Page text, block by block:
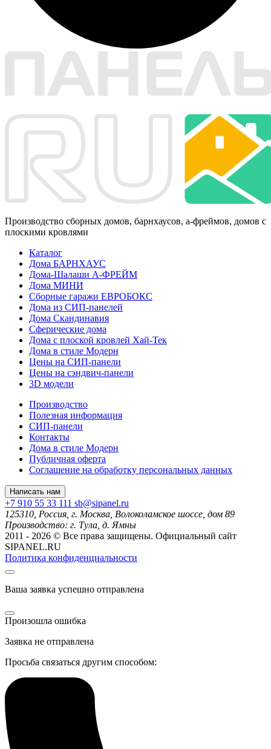
Производство сборных домов, барнхаусов, а-фреймов, домов с
плоскими кровлями
Каталог
Дома БАРНХАУС
Дома-Шалаши А-ФРЕЙМ
Дома МИНИ
Сборные гаражи ЕВРОБОКС
Дома из СИП-панелей
Дома Скандинавия
Сферические дома
Дома с плоской кровлей Хай-Тек
Дома в стиле Модерн
Цены на СИП-панели
Цены на сэндвич-панели
3D модели
Производство
Полезная информация
СИП-панели
Контакты
Дома в стиле Модерн
Публичная оферта
Соглашение на обработку персональных данных
Написать нам
+7 910 55 33 111 sb@sipanel.ru
125310, Россия, г. Москва, Волоколамское шоссе, дом 89
Производство: г. Тула, д. Ямны
2011 - 2026 © Все права защищены. Официальный сайт
SIPANEL.RU
Политика конфиденциальности
Ваша заявка успешно отправлена
Произошла ошибка
Заявка не отправлена
Просьба связаться другим способом: